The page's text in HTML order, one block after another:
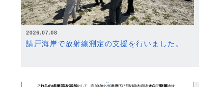
2026.07.08
請戸海岸で放射線測定の支援を行いました。